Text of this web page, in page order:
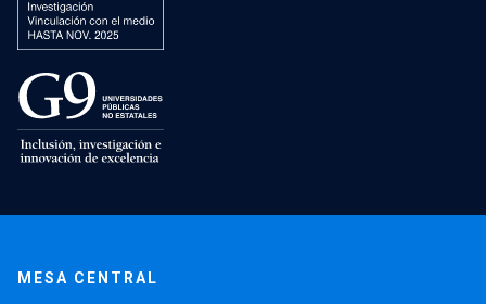
MESA CENTRAL